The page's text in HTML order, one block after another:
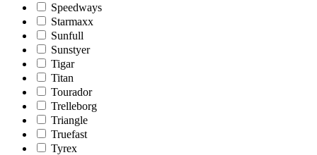
Speedways
Starmaxx
Sunfull
Sunstyer
Tigar
Titan
Tourador
Trelleborg
Triangle
Truefast
Tyrex